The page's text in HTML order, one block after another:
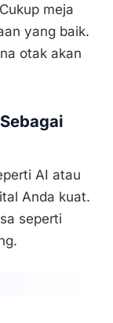
meja
yang baik.
otak akan
AI atau
Anda kuat.
seperti